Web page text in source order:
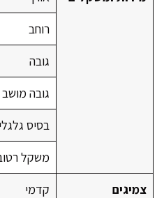
רוחב
גובה
גובה מושב
בסיס
משקל
צמיגים
קדמי